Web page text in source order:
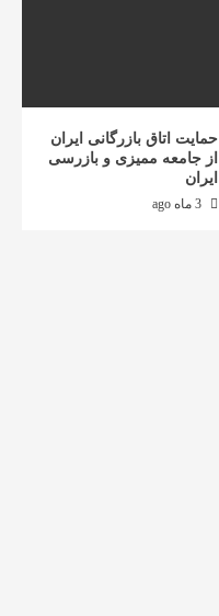
حمایت اتاق بازرگانی ایران
از جامعه ممیزی و بازرسی
ایران